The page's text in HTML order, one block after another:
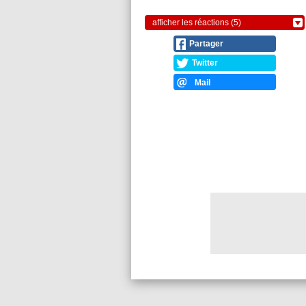
afficher les réactions (5)
Partager
Twitter
Mail